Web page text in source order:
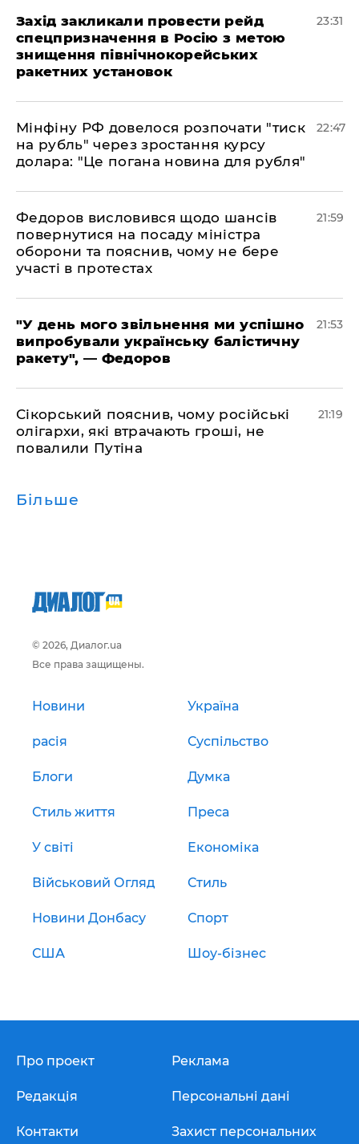
​Захід закликали провести рейд
спецпризначення в Росію з метою
знищення північнокорейських
ракетних установок
23:31
​Мінфіну РФ довелося розпочати "тиск
на рубль" через зростання курсу
долара: "Це погана новина для рубля"
22:47
​Федоров висловився щодо шансів
повернутися на посаду міністра
оборони та пояснив, чому не бере
участі в протестах
21:59
​"У день мого звільнення ми успішно
випробували українську балістичну
ракету", — Федоров
21:53
​Сікорський пояснив, чому російські
олігархи, які втрачають гроші, не
повалили Путіна
21:19
Більше
© 2026, Диалог.ua
Все права защищены.
Новини Україна
расія Суспільство
Блоги Думка
Стиль життя Преса
У світі Економіка
Військовий Огляд Стиль
Новини Донбасу Спорт
США Шоу-бізнес
Про проект
Редакція
Контакти
Реклама
Персональні дані
Захист персональних